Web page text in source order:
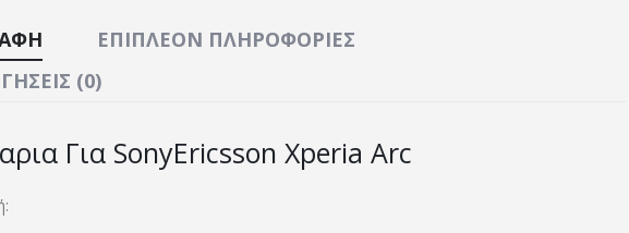
ΕΠΙΠΛΈΟΝ ΠΛΗΡΟΦΟΡΊΕΣ
(0)
Για SonyEricsson Xperia Arc